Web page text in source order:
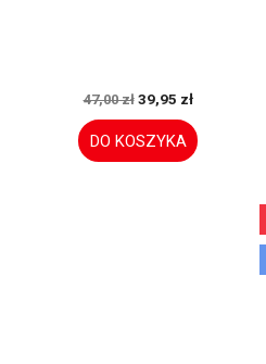
47,00 zł 39,95 zł
DO KOSZYKA